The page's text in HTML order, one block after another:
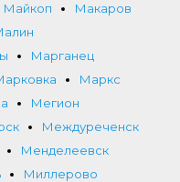
Майкоп
Макаров
Марганец
Маркс
Мегион
Междуреченск
Менделеевск
Миллерово